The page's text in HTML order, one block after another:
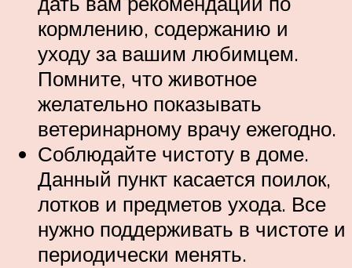
кормлению, содержанию и
уходу за вашим любимцем.
Помните, что животное
желательно показывать
ветеринарному врачу ежегодно.
Соблюдайте чистоту в доме.
Данный пункт касается поилок,
лотков и предметов ухода. Все
нужно поддерживать в чистоте и
периодически менять.